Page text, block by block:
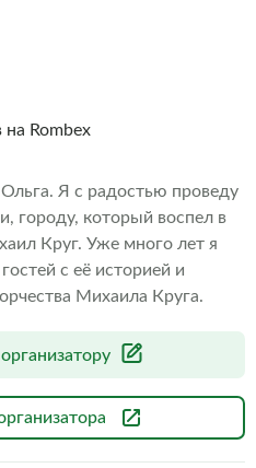
на Rombex
Я с радостью проведу
городу, который воспел в
Круг. Уже много лет я
с её историей и
Михаила Круга.